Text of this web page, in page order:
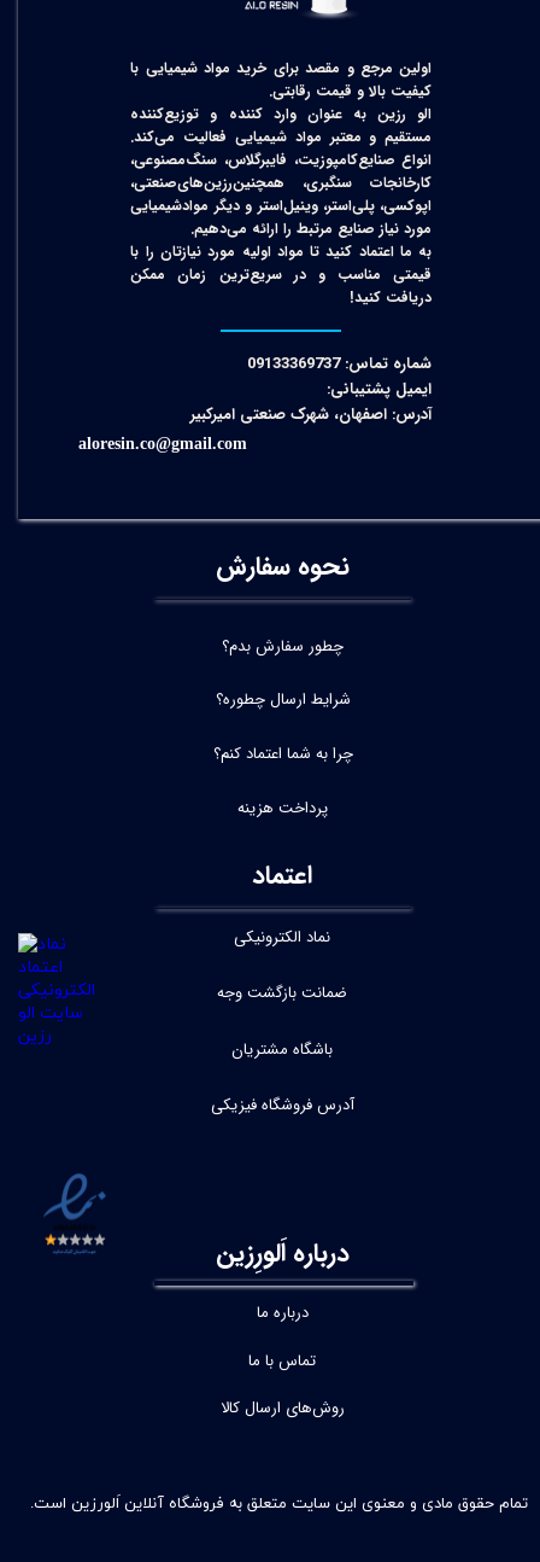
اولین مرجع و مقصد برای خرید مواد شیمیایی با
کیفیت بالا و قیمت رقابتی.
الو رزین به عنوان وارد کننده و توزیع‌کننده
مستقیم و معتبر مواد شیمیایی فعالیت می‌کند.
انواع صنایع‌کامپوزیت، فایبرگلاس، سنگ‌مصنوعی،
کارخانجات سنگبری، همچنین‌رزین‌های‌صنعتی،
اپوکسی، پلی‌استر، وینیل‌استر و دیگر مواد‌شیمیایی
مورد نیاز صنایع مرتبط را ارائه می‌دهیم.
به ما اعتماد کنید تا مواد اولیه مورد نیازتان را با
قیمتی مناسب و در سریع‌ترین زمان ممکن
دریافت کنید!​​​​​​​
شماره تماس: 09133369737
ایمیل پشتیبانی:
آدرس: اصفهان، شهرک صنعتی امیرکبیر
aloresin.co@gmail.com
نحوه سفارش
چطور سفارش بدم؟
شرایط ارسال چطوره؟
چرا به شما اعتماد کنم؟
پرداخت هزینه
تمام حقوق مادی و معنوی این سایت متعلق به فروشگاه آنلاین اَلورزین است.
اعتماد
نماد الکترونیکی
ضمانت بازگشت وجه
باشگاه مشتریان
آدرس فروشگاه فیزیکی
درباره اَلورِزین
درباره ما
تماس با ما
روش‌های ارسال کالا